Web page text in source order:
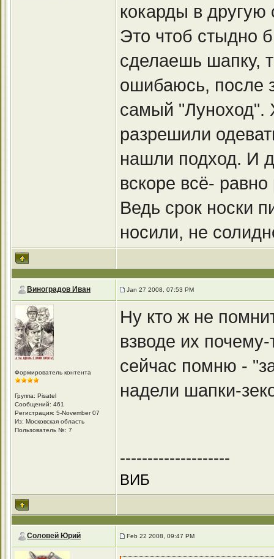
кокарды в другую
Это чтоб стыдно
сделаешь шапку,
ошибаюсь, после
самый "Луноход".
разрешили
нашли подход. И
вскоре всё-
Ведь срок носки
носили, не
Виноградов Иван Jan 27 2008, 07:53 PM
Формирователь контента
Группа: Pisatel
Сообщений: 461
Регистрация: 5-November 07
Из: Московская область
Пользователь №: 7
Ну кто ж не
взводе их
сейчас помню -
надели шапки-
--------------------
ВИБ
Соловей Юрий Feb 22 2008, 09:47 PM